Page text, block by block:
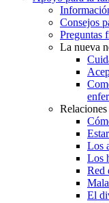
Consejos
Preguntas
La nueva
Los
Los
Red
El